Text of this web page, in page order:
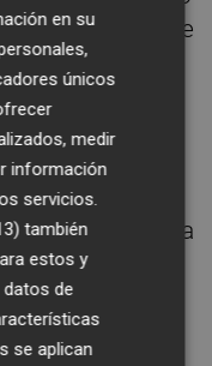
En este caso se
municipal
que son
maquinaria
Tragsa en
forma, se ha
máquina
estos
en su
únicos
medir
información
servicios.
también
estos y
de
se aplican